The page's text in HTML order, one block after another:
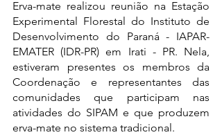
Erva-mate realizou reunião na Estação
Experimental Florestal do Instituto de
Desenvolvimento do Paraná - IAPAR-
EMATER (IDR-PR) em Irati - PR. Nela,
estiveram presentes os membros da
Coordenação e representantes das
comunidades que participam nas
atividades do SIPAM e que produzem
erva-mate no sistema tradicional.